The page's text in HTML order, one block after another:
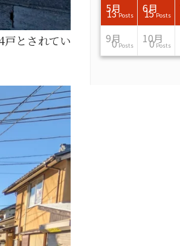
5月
13 Posts
6月
15 Posts
9月
0 Posts
10月
0 Posts
Posts
7月
15 Posts
月
Posts
11月
13 Posts
12月
Posts
7月
16 Posts
月
Posts
11月
16 Posts
12月
Posts
7月
13 Posts
月
Posts
11月
13 Posts
12月
Posts
7月
16 Posts
月
Posts
11月
13 Posts
12月
Posts
7月
15 Posts
月
Posts
11月
13 Posts
12月
9 Posts
7月
12 Posts
月
Posts
11月
13 Posts
12月
Posts
7月
15 Posts
月
Posts
11月
14 Posts
12月
Posts
7月
13 Posts
月
Posts
11月
13 Posts
12月
Posts
7月
13 Posts
月
Posts
11月
13 Posts
12月
Posts
7月
13 Posts
月
Posts
11月
13 Posts
12月
0 Posts
7月
0 Posts
月
0 Posts
11月
4 Posts
12月
1 Post
7月
0 Posts
月
1 Post
11月
0 Posts
12月
0 Posts
7月
0 Posts
月
0 Posts
11月
1 Post
12月
2 Posts
7月
2 Posts
月
7 Posts
11月
2 Posts
12月
0 Posts
7月
0 Posts
月
2 Posts
11月
6 Posts
12月
0 Posts
7月
0 Posts
月
0 Posts
11月
0 Posts
12月
戸とされてい